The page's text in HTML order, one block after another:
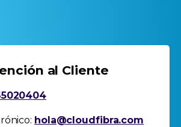
al Cliente
hola@cloudfibra.com